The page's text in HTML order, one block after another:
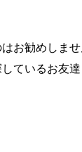
お勧めしませ
ているお友